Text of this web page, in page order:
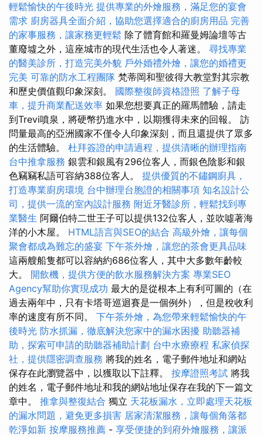
輕鬆愉快的午後時光 提供專業的外燴服務，滿足您的宴會
需求 廚房器具全面介紹，協助您選擇適合的廚房用品 完善
的家事服務，讓家務更輕鬆 除了體育館和羅曼姆論壇等古
董廢墟之外，這座城市的現代生活也令人著迷。 尋找專業
的醫美診所，打造完美外貌 戶外婚禮外燴，讓您的婚禮更
完美 可靠的防水工程團隊 梵蒂岡和聖彼得大教堂對其宗教
和歷史價值觀印象深刻。 國際整復師資格證照 了解子母
車，提升商業配送效率 如果您想要真正的羅馬體驗，請走
到Trevi噴泉，將硬幣扔進水中，以期獲得未來的回報。 訪
問量最高的亞洲國家不僅令人印象深刻，而且還提供了眾多
的生活體驗。 杜拜簽證的申請過程，提供清晰的辦理指南
台中推拿服務 銀雲和銀風有296位客人，而銀色陰影和銀
色竊竊私語可容納388位客人。 提供優質的不鏽鋼廚具，
打造專業廚房環境 台中辦理台胞證的相關事項 知名設計公
司，提供一流的室內設計服務 附近牙醫診所，輕鬆找到專
業醫生 阿爾伯特二世王子可以提供132位客人，並吹噓著海
洋的小木屋。 HTML語言與SEO的結合 高級外燴，讓每個
聚會都成為難忘的盛宴 下午茶外燴，讓您的茶會更具品味
這兩艘船隻都可以容納約686位客人，其中大多數年齡較
大。 開飲機，提供方便的飲水服務解決方案 專業SEO
Agency幫助你實現成功 最大的是從根本上有利可圖的（在
過去兩年中，只有卡塔哥巡迴賽是一個例外），但是稅收利
率的速度有所不同。 下午茶外燴，為您帶來輕鬆愉快的午
後時光 防水抓漏，徹底解決您家中的漏水困擾 助聽器補
助，探索可申請的助聽器補助計劃 台中水療療程 私家偵探
社，提供隱密調查服務 將我的姓名，電子郵件地址和網站
保存在此瀏覽器中，以獲取以下註釋。 按摩證照考試 將我
的姓名，電子郵件地址和我的網站地址保存在我的下一篇文
章中。 推拿與整復結合 獨立 天花板漏水，立即處理天花板
的漏水問題，避免更多損害 居家清潔服務，讓每個角落都
乾淨如新 按摩服務推薦 - 享受便捷的到府外燴服務，讓派